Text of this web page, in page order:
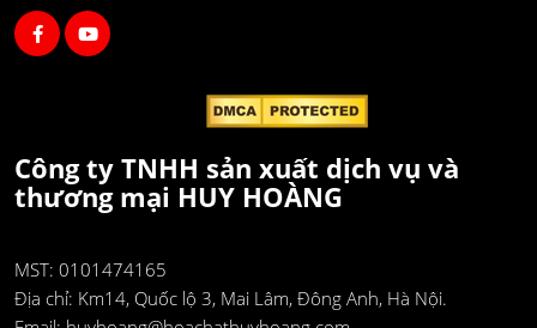
Công ty TNHH sản xuất dịch vụ và
thương mại HUY HOÀNG
MST: 0101474165
Địa chỉ: Km14, Quốc lộ 3, Mai Lâm, Đông Anh, Hà Nội.